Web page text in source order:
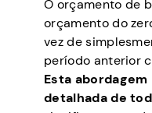
O orçamento de
orçamento do
vez de
período anterior
Esta
detalhada de